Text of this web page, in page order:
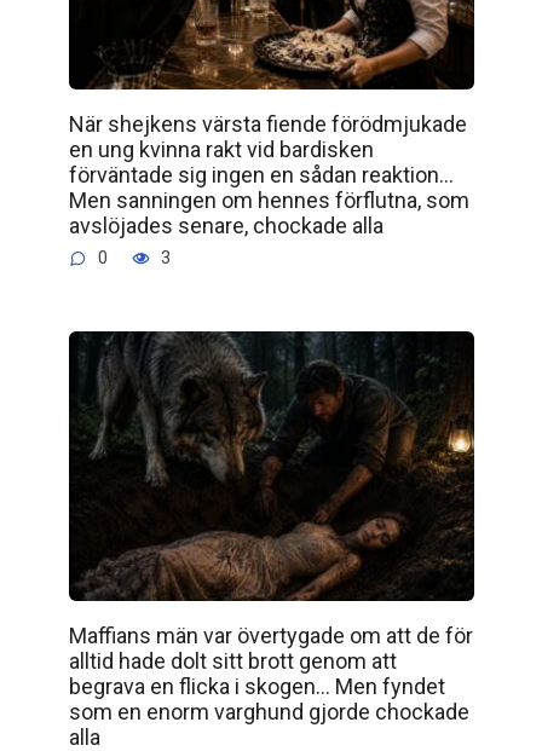
När shejkens värsta fiende förödmjukade
en ung kvinna rakt vid bardisken
förväntade sig ingen en sådan reaktion…
Men sanningen om hennes förflutna, som
avslöjades senare, chockade alla
0 3
Maffians män var övertygade om att de för
alltid hade dolt sitt brott genom att
begrava en flicka i skogen… Men fyndet
som en enorm varghund gjorde chockade
alla